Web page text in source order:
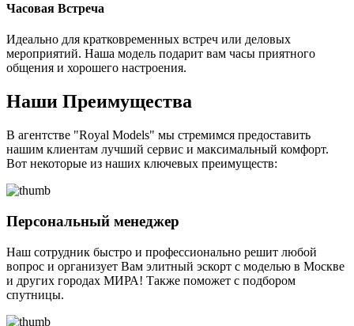
Часовая Встреча
Идеально для кратковременных встреч или деловых
мероприятий. Наша модель подарит вам часы приятного
общения и хорошего настроения.
Наши Преимущества
В агентстве "Royal Models" мы стремимся предоставить
нашим клиентам лучший сервис и максимальный комфорт.
Вот некоторые из наших ключевых преимуществ:
Персональный менеджер
Наш сотрудник быстро и профессионально решит любой
вопрос и организует Вам элитный эскорт с моделью в Москве
и других городах МИРА! Также поможет с подбором
спутницы.